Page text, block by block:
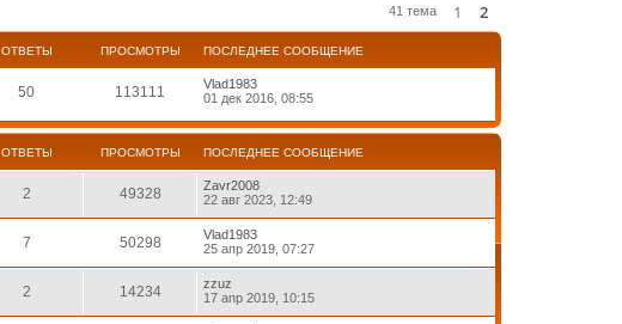
41 тема 1 2
ОТВЕТЫ ПРОСМОТРЫ ПОСЛЕДНЕЕ СООБЩЕНИЕ
50 113111
Vlad1983
01 дек 2016, 08:55
ОТВЕТЫ ПРОСМОТРЫ ПОСЛЕДНЕЕ СООБЩЕНИЕ
2 49328
Zavr2008
22 авг 2023, 12:49
7 50298
Vlad1983
25 апр 2019, 07:27
2 14234
zzuz
17 апр 2019, 10:15